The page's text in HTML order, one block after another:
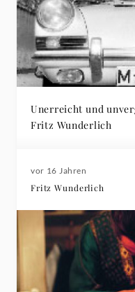
Unerreicht und
Fritz Wunderlich
vor 16 Jahren
Fritz Wunderlich